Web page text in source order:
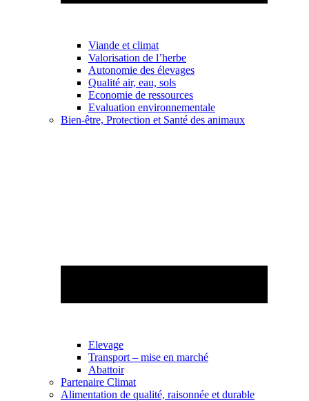
Viande et climat
Valorisation de l’herbe
Autonomie des élevages
Qualité air, eau, sols
Economie de ressources
Evaluation environnementale
Bien-être, Protection et Santé des animaux
Elevage
Transport – mise en marché
Abattoir
Partenaire Climat
Alimentation de qualité, raisonnée et durable